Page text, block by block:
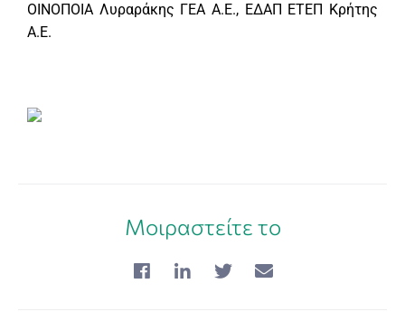
ΟΙΝΟΠΟΙΑ Λυραράκης ΓΕΑ Α.Ε., ΕΔΑΠ ΕΤΕΠ Κρήτης
Α.Ε.
Μοιραστείτε το